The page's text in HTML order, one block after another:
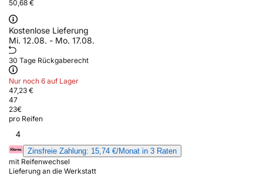
50,68 €
Kostenlose Lieferung
Mi. 12.08. - Mo. 17.08.
30 Tage Rückgaberecht
Nur noch 6 auf Lager
47,23 €
47
23€
pro Reifen
4
Zinsfreie Zahlung: 15,74 €/Monat in 3 Raten
mit Reifenwechsel
Lieferung an die Werkstatt